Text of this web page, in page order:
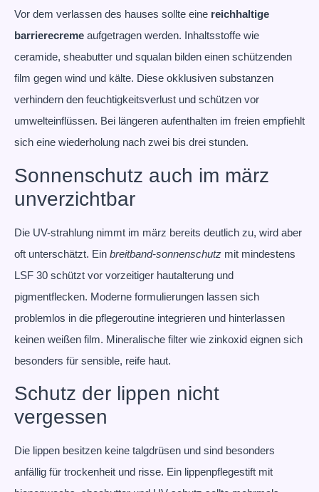
Vor dem verlassen des hauses sollte eine reichhaltige
barrierecreme aufgetragen werden. Inhaltsstoffe wie
ceramide, sheabutter und squalan bilden einen schützenden
film gegen wind und kälte. Diese okklusiven substanzen
verhindern den feuchtigkeitsverlust und schützen vor
umwelteinflüssen. Bei längeren aufenthalten im freien empfiehlt
sich eine wiederholung nach zwei bis drei stunden.
Sonnenschutz auch im märz
unverzichtbar
Die UV-strahlung nimmt im märz bereits deutlich zu, wird aber
oft unterschätzt. Ein breitband-sonnenschutz mit mindestens
LSF 30 schützt vor vorzeitiger hautalterung und
pigmentflecken. Moderne formulierungen lassen sich
problemlos in die pflegeroutine integrieren und hinterlassen
keinen weißen film. Mineralische filter wie zinkoxid eignen sich
besonders für sensible, reife haut.
Schutz der lippen nicht
vergessen
Die lippen besitzen keine talgdrüsen und sind besonders
anfällig für trockenheit und risse. Ein lippenpflegestift mit